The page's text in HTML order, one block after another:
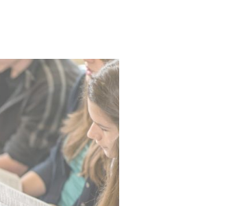
פרופ’
עקיבא
פרדקין:
מנסחים
שאלת
מחקר
שאי
אפשר
להתעלם